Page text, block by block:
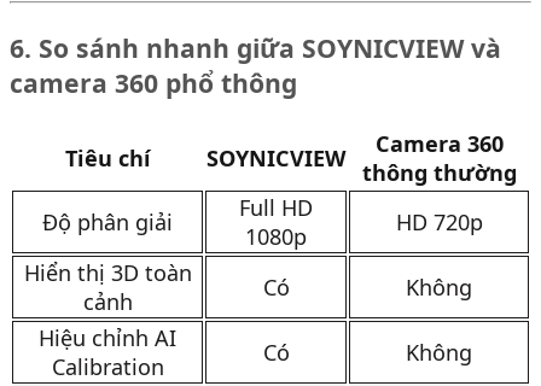
6. So sánh nhanh giữa SOYNICVIEW và
camera 360 phổ thông
Tiêu chí SOYNICVIEW
Camera 360
thông thường
Độ phân giải
Full HD
1080p
HD 720p
Hiển thị 3D toàn
cảnh
Có
Không
Hiệu chỉnh AI
Calibration
Có
Không